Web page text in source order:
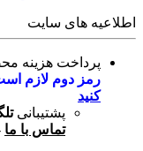
اطلاعیه های سایت
پرداخت هزینه
رمز دوم لازم
کنید
پشتیبانی
تماس با ما